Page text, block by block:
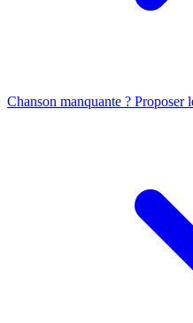
Chanson manquante ? Proposer